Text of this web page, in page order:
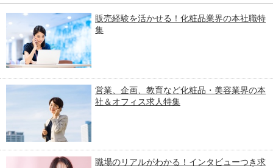
販売経験を活かせる！化粧品業界の本社職特
集
営業、企画、教育など化粧品・美容業界の本
社＆オフィス求人特集
職場のリアルがわかる！インタビューつき求